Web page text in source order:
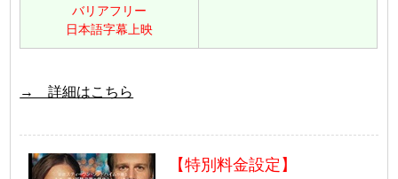
バリアフリー
日本語字幕上映
→ 詳細はこちら
【特別料金設定】